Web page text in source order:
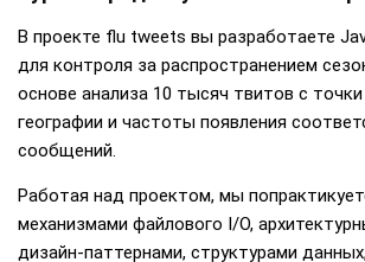
В проекте flu tweets вы разработаете
для контроля за распространением
основе анализа 10 тысяч твитов с точки
географии и частоты появления
сообщений.
Работая над проектом, мы
механизмами файлового I/O,
дизайн-паттернами, структурами